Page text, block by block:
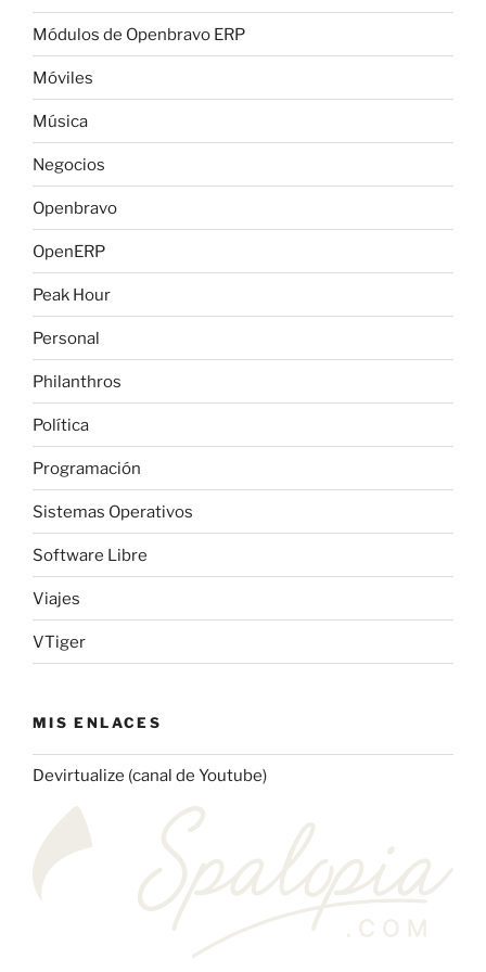
Módulos de Openbravo ERP
Móviles
Música
Negocios
Openbravo
OpenERP
Peak Hour
Personal
Philanthros
Política
Programación
Sistemas Operativos
Software Libre
Viajes
VTiger
MIS ENLACES
Devirtualize (canal de Youtube)